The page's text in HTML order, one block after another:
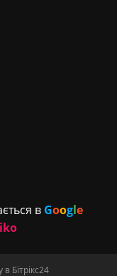
в Google
в Бітрікс24